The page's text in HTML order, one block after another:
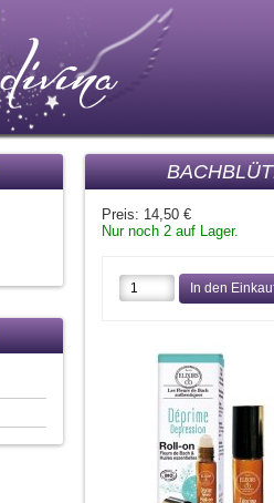
Preis: 14,50 €
Nur noch 2 auf Lager.